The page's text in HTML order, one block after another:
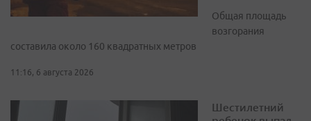
Общая площадь
возгорания
составила около 160 квадратных метров
11:16, 6 августа 2026
Шестилетний